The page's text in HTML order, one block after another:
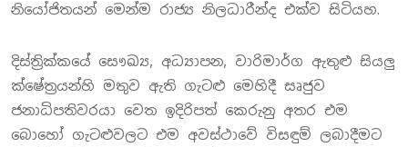
නියෝජිතයන් මෙන්ම රාජ්‍ය නිලධාරීන්ද එක්ව සිටියහ.
දිස්ත්‍රික්කයේ සෞඛ්‍ය, අධ්‍යාපන, වාරිමාර්ග ඇතුළු සියලු
ක්ෂේත්‍රයන්හි මතුව ඇති ගැටළු මෙහිදී සෘජුව
ජනාධිපතිවරයා වෙත ඉදිරිපත් කෙරුනු අතර එම
බොහෝ ගැටළුවලට එම අවස්ථාවේ විසඳුම් ලබාදීමට